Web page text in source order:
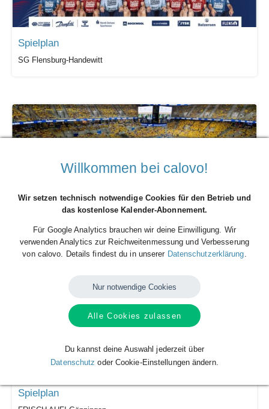
Spielplan
SG Flensburg-Handewitt
Rhein-Neckar Löwen
Spielplan
Willkommen bei calovo!
Wir setzen technisch notwendige Cookies für den Betrieb und
das kostenlose Kalender-Abonnement.
Für Google Analytics brauchen wir deine Einwilligung. Wir
verwenden Analytics zur Reichweitenmessung und Verbesserung
von calovo. Details findest du in unserer Datenschutzerklärung
Nur notwendige Cookies
Alle Cookies zulassen
Du kannst deine Auswahl jederzeit über
Datenschutz oder Cookie-Einstellungen ändern.